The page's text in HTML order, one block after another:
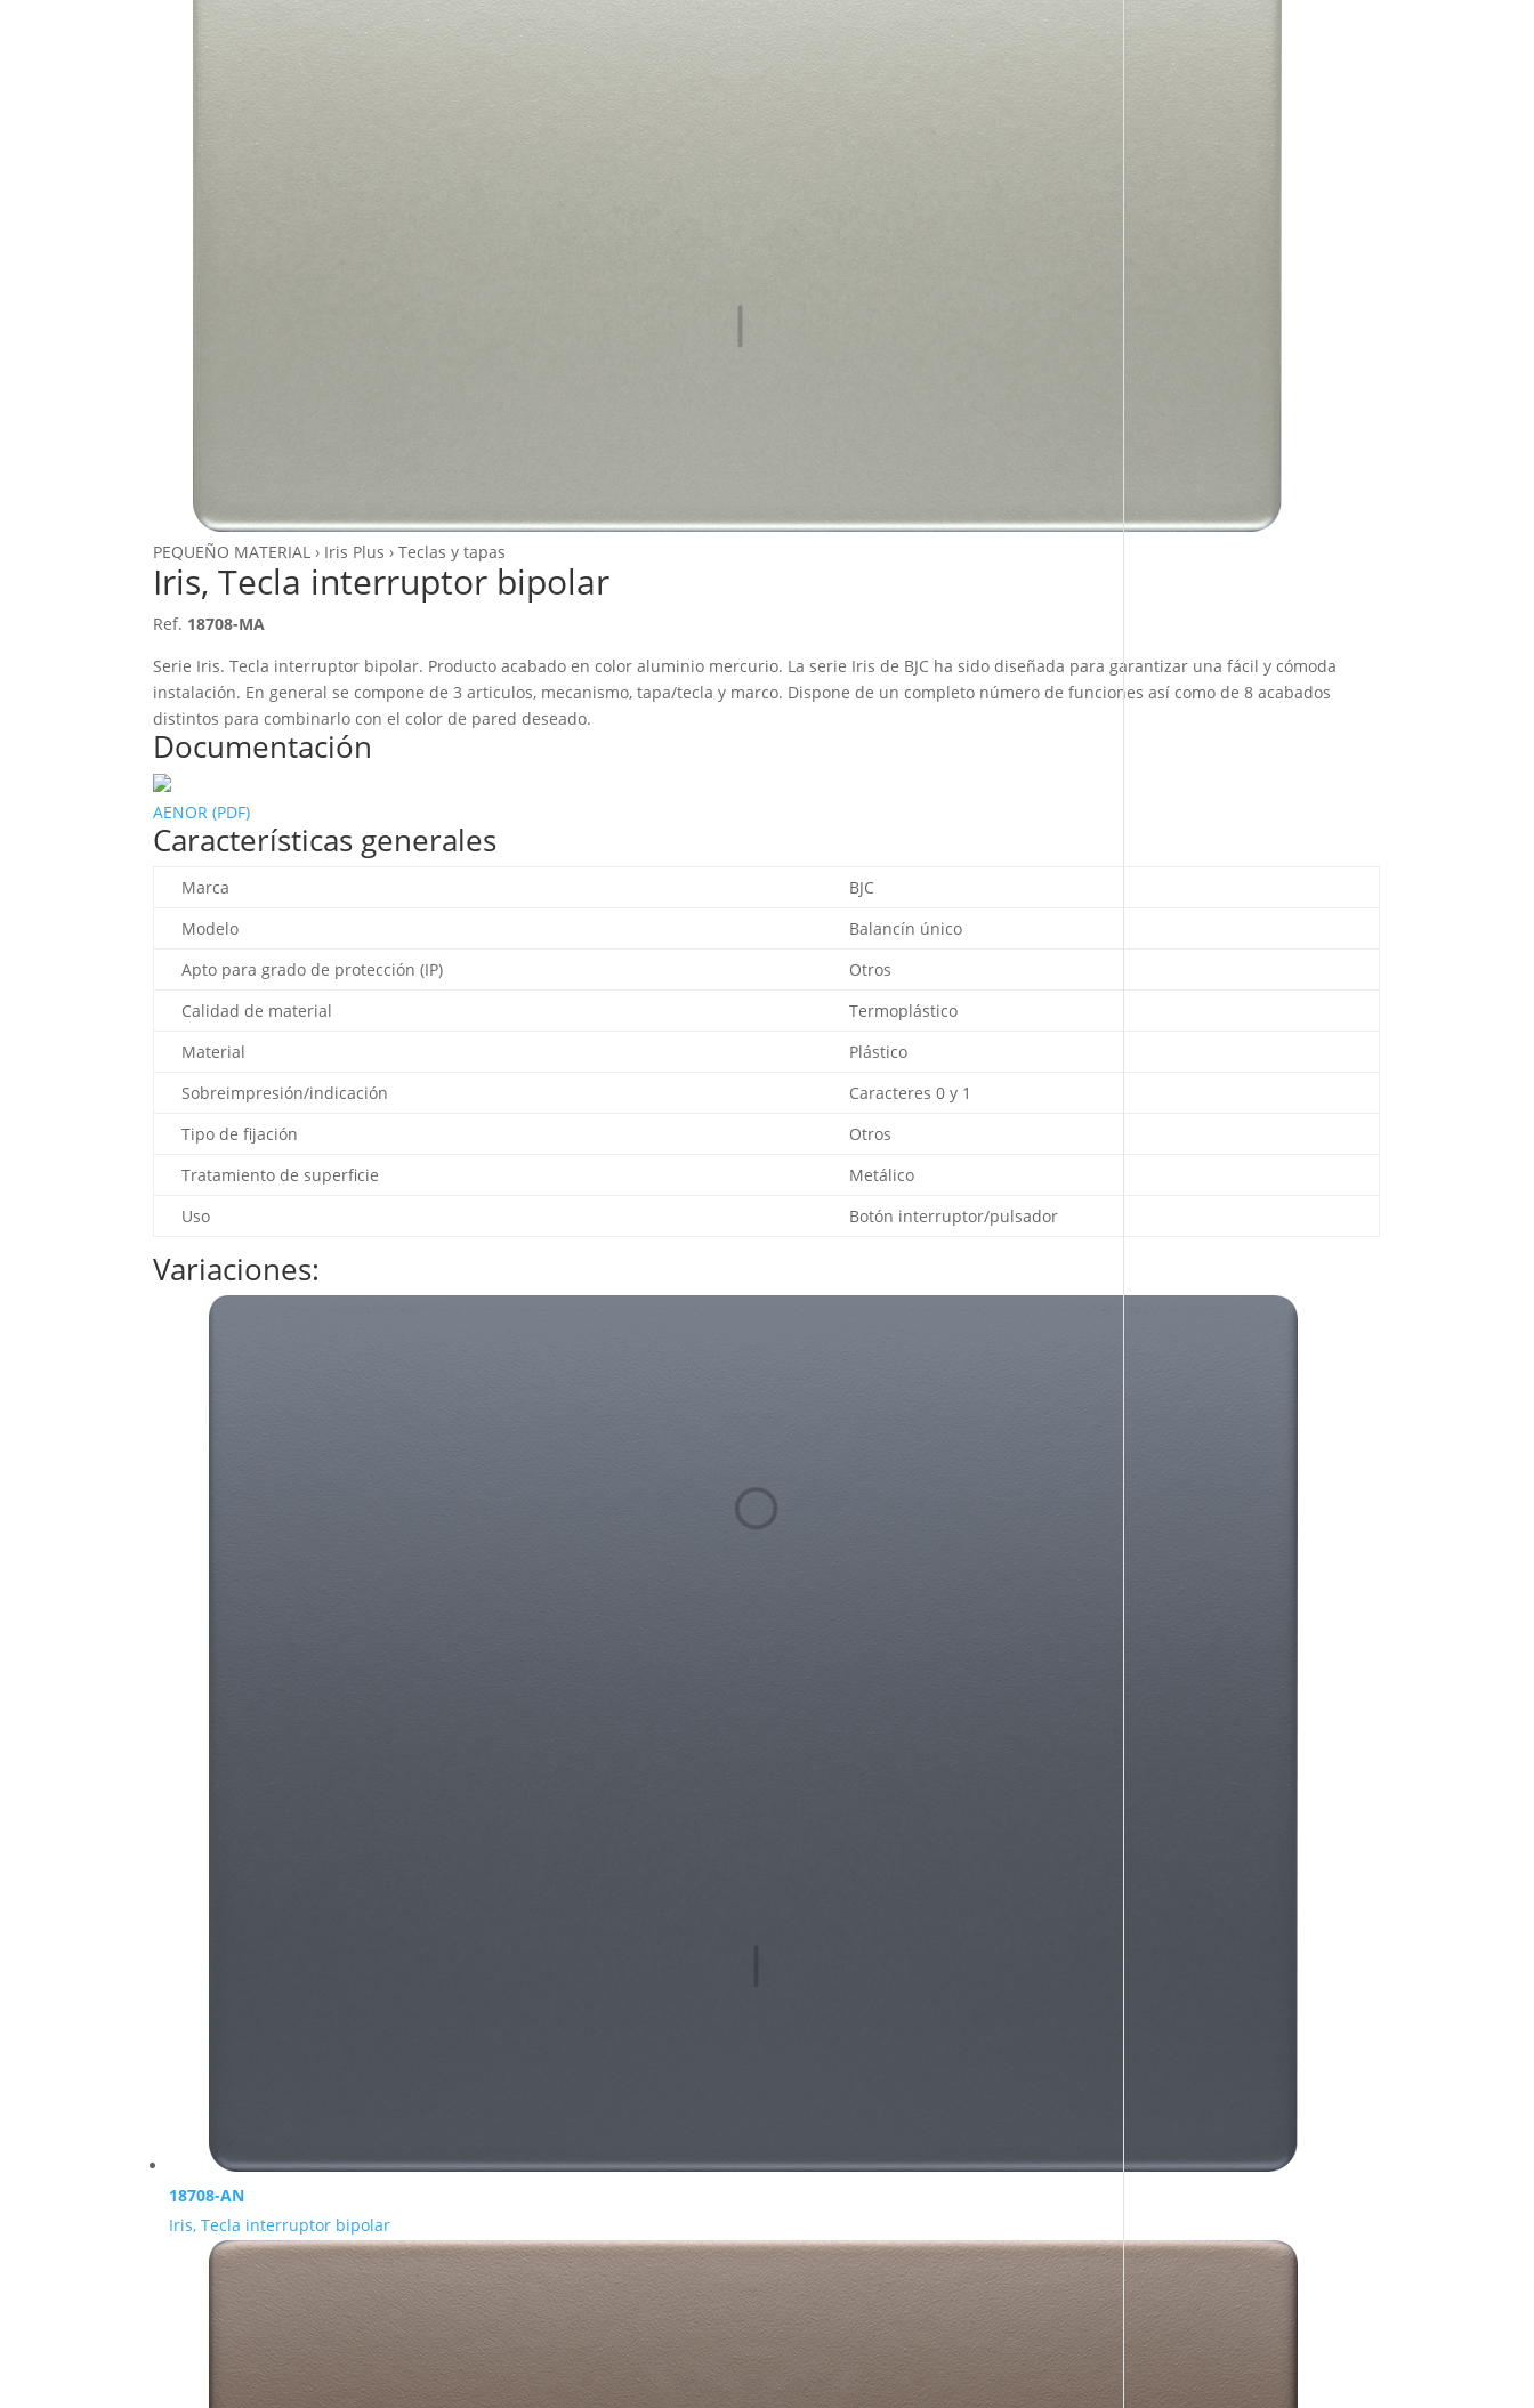
PEQUEÑO MATERIAL › Iris Plus › Teclas y tapas
Iris, Tecla interruptor bipolar
Ref. 18708-MA
Serie Iris. Tecla interruptor bipolar. Producto acabado en color aluminio mercurio. La serie Iris de BJC ha sido diseñada para garantizar una fácil y cómoda
instalación. En general se compone de 3 articulos, mecanismo, tapa/tecla y marco. Dispone de un completo número de funciones así como de 8 acabados
distintos para combinarlo con el color de pared deseado.
Documentación
AENOR (PDF)
Características generales
Marca
BJC
Modelo
Balancín único
Apto para grado de protección (IP)
Otros
Calidad de material
Termoplástico
Material
Plástico
Sobreimpresión/indicación
Caracteres 0 y 1
Tipo de fijación
Otros
Tratamiento de superficie
Metálico
Uso
Botón interruptor/pulsador
Variaciones:
18708-AN
Iris, Tecla interruptor bipolar